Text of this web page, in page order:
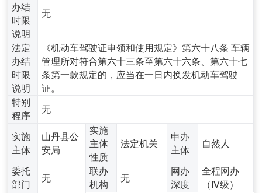
办结
时限
说明
无
法定
办结
时限
说明
《机动车驾驶证申领和使用规定》第六十八条 车辆
管理所对符合第六十三条至第六十六条、第六十七
条第一款规定的，应当在一日内换发机动车驾驶
证。
特别
程序
无
实施
主体
山丹县公
安局
实施
主体
性质
法定机关
申办
主体
自然人
委托
部门
无
联办
机构
无
网办
深度
全程网办
（Ⅳ级）